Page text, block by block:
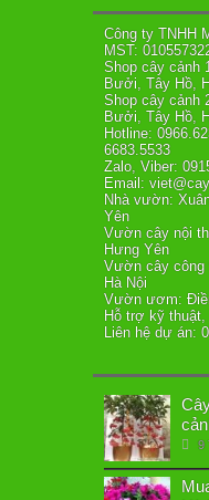
Công ty TNHH
MST:
Shop cây cảnh
Bưởi, Tây Hồ,
Shop cây cảnh
Bưởi, Tây Hồ,
Hotline:
6683.5533
Zalo, Viber:
Email:
Nhà vườn:
Yên
Vườn cây nội
Hưng Yên
Vườn cây công
Hà Nội
Vườn ươm:
Hỗ trợ kỹ thuật,
Liên hệ dự án:
9